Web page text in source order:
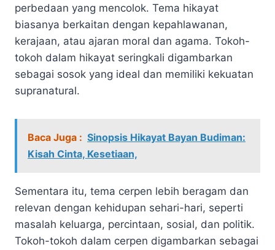
perbedaan yang mencolok. Tema hikayat
biasanya berkaitan dengan kepahlawanan,
kerajaan, atau ajaran moral dan agama. Tokoh-
tokoh dalam hikayat seringkali digambarkan
sebagai sosok yang ideal dan memiliki kekuatan
supranatural.
Baca Juga : Sinopsis Hikayat Bayan Budiman:
Kisah Cinta, Kesetiaan,
Sementara itu, tema cerpen lebih beragam dan
relevan dengan kehidupan sehari-hari, seperti
masalah keluarga, percintaan, sosial, dan politik.
Tokoh-tokoh dalam cerpen digambarkan sebagai